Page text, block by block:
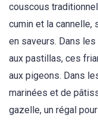
couscous
cumin et la cannelle,
en saveurs. Dans les
aux pastillas, ces
aux pigeons. Dans
marinées et de
gazelle, un régal